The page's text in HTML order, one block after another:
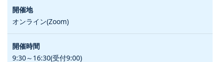
オンライン(Zoom)
9:30～16:30(受付9:00)